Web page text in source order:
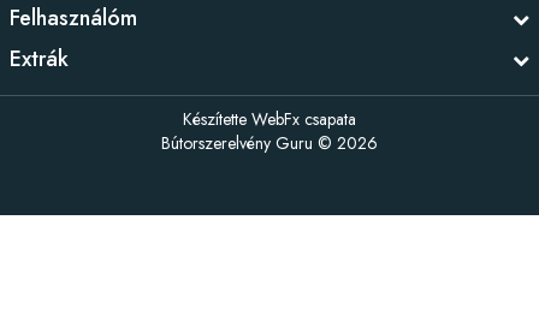
Felhasználóm
Extrák
Készítette WebFx csapata
Bútorszerelvény Guru © 2026